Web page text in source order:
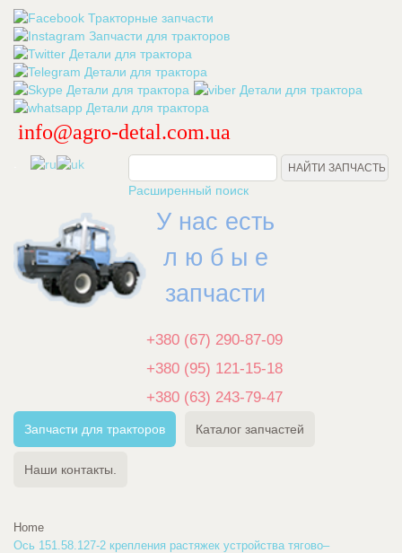
info@agro-detal.com.ua
Расширенный поиск
У нас есть
л ю б ы е
запчасти
+380 (67) 290-87-09
+380 (95) 121-15-18
+380 (63) 243-79-47
Запчасти для тракторов Каталог запчастей
Наши контакты.
Home
Ось 151.58.127-2 крепления растяжек устройства тягово–